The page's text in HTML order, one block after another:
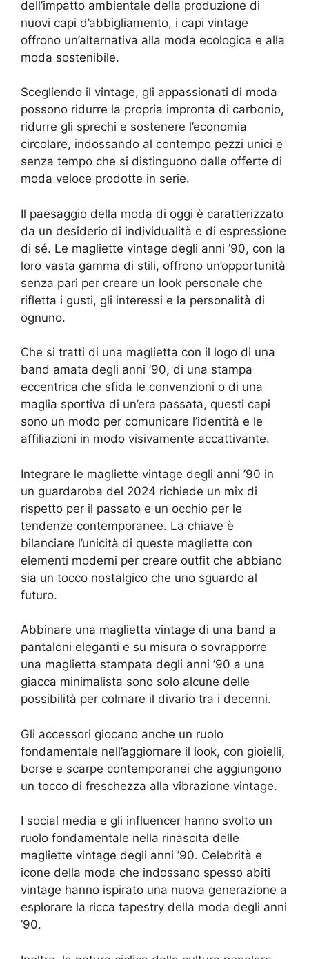
dell’impatto ambientale della produzione di
nuovi capi d’abbigliamento, i capi vintage
offrono un’alternativa alla moda ecologica e alla
moda sostenibile.
Scegliendo il vintage, gli appassionati di moda
possono ridurre la propria impronta di carbonio,
ridurre gli sprechi e sostenere l’economia
circolare, indossando al contempo pezzi unici e
senza tempo che si distinguono dalle offerte di
moda veloce prodotte in serie.
Il paesaggio della moda di oggi è caratterizzato
da un desiderio di individualità e di espressione
di sé. Le magliette vintage degli anni ’90, con la
loro vasta gamma di stili, offrono un’opportunità
senza pari per creare un look personale che
rifletta i gusti, gli interessi e la personalità di
ognuno.
Che si tratti di una maglietta con il logo di una
band amata degli anni ’90, di una stampa
eccentrica che sfida le convenzioni o di una
maglia sportiva di un’era passata, questi capi
sono un modo per comunicare l’identità e le
affiliazioni in modo visivamente accattivante.
Integrare le magliette vintage degli anni ’90 in
un guardaroba del 2024 richiede un mix di
rispetto per il passato e un occhio per le
tendenze contemporanee. La chiave è
bilanciare l’unicità di queste magliette con
elementi moderni per creare outfit che abbiano
sia un tocco nostalgico che uno sguardo al
futuro.
Abbinare una maglietta vintage di una band a
pantaloni eleganti e su misura o sovrapporre
una maglietta stampata degli anni ’90 a una
giacca minimalista sono solo alcune delle
possibilità per colmare il divario tra i decenni.
Gli accessori giocano anche un ruolo
fondamentale nell’aggiornare il look, con gioielli,
borse e scarpe contemporanei che aggiungono
un tocco di freschezza alla vibrazione vintage.
I social media e gli influencer hanno svolto un
ruolo fondamentale nella rinascita delle
magliette vintage degli anni ’90. Celebrità e
icone della moda che indossano spesso abiti
vintage hanno ispirato una nuova generazione a
esplorare la ricca tapestry della moda degli anni
’90.